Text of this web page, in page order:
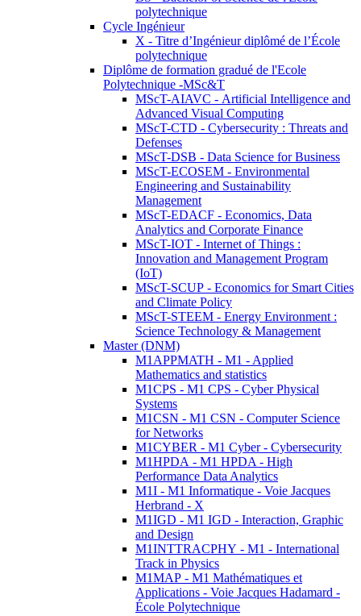
polytechnique
Cycle Ingénieur
X - Titre d’Ingénieur diplômé de l’École
polytechnique
Diplôme de formation gradué de l'Ecole
Polytechnique -MSc&T
MScT-AIAVC - Artificial Intelligence and
Advanced Visual Computing
MScT-CTD - Cybersecurity : Threats and
Defenses
MScT-DSB - Data Science for Business
MScT-ECOSEM - Environmental
Engineering and Sustainability
Management
MScT-EDACF - Economics, Data
Analytics and Corporate Finance
MScT-IOT - Internet of Things :
Innovation and Management Program
(IoT)
MScT-SCUP - Economics for Smart Cities
and Climate Policy
MScT-STEEM - Energy Environment :
Science Technology & Management
Master (DNM)
M1APPMATH - M1 - Applied
Mathematics and statistics
M1CPS - M1 CPS - Cyber Physical
Systems
M1CSN - M1 CSN - Computer Science
for Networks
M1CYBER - M1 Cyber - Cybersecurity
M1HPDA - M1 HPDA - High
Performance Data Analytics
M1I - M1 Informatique - Voie Jacques
Herbrand - X
M1IGD - M1 IGD - Interaction, Graphic
and Design
M1INTTRACPHY - M1 - International
Track in Physics
M1MAP - M1 Mathématiques et
Applications - Voie Jacques Hadamard -
École Polytechnique